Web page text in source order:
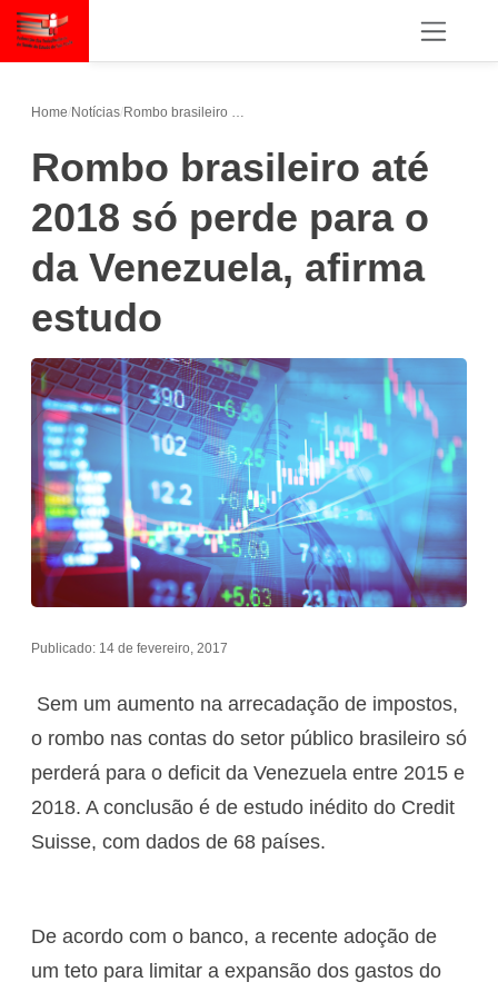
Home/Notícias/
Rombo brasileiro até
2018 só perde para o
da Venezuela, afirma
estudo
Publicado: 14 de fevereiro, 2017
Sem um aumento na arrecadação de impostos,
o rombo nas contas do setor público brasileiro só
perderá para o deficit da Venezuela entre 2015 e
2018. A conclusão é de estudo inédito do Credit
Suisse, com dados de 68 países.
De acordo com o banco, a recente adoção de
um teto para limitar a expansão dos gastos do